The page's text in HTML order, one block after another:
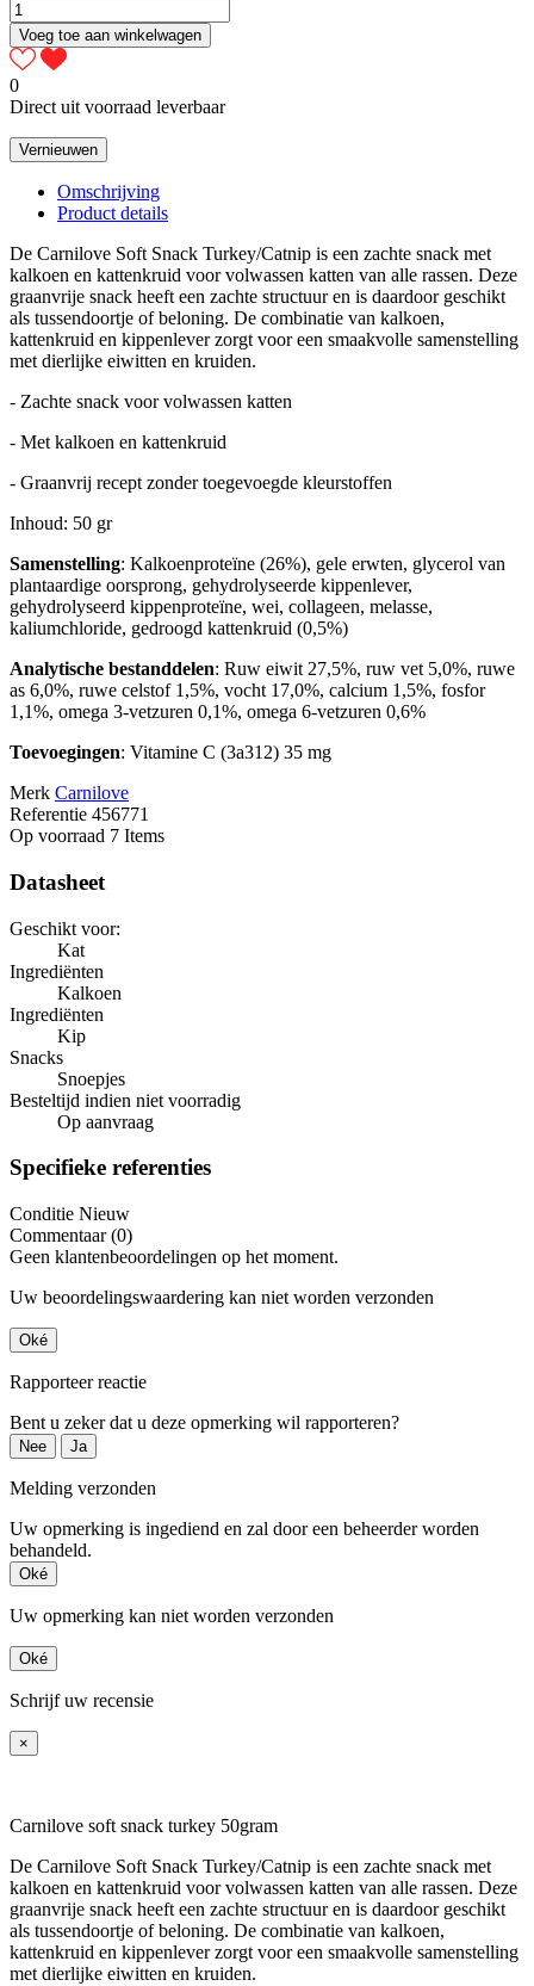
Voeg toe aan winkelwagen
0
Direct uit voorraad leverbaar
Omschrijving
Product details
De Carnilove Soft Snack Turkey/Catnip is een zachte snack met
kalkoen en kattenkruid voor volwassen katten van alle rassen. Deze
graanvrije snack heeft een zachte structuur en is daardoor geschikt
als tussendoortje of beloning. De combinatie van kalkoen,
kattenkruid en kippenlever zorgt voor een smaakvolle samenstelling
met dierlijke eiwitten en kruiden.
- Zachte snack voor volwassen katten
- Met kalkoen en kattenkruid
- Graanvrij recept zonder toegevoegde kleurstoffen
Inhoud: 50 gr
Samenstelling: Kalkoenproteïne (26%), gele erwten, glycerol van
plantaardige oorsprong, gehydrolyseerde kippenlever,
gehydrolyseerd kippenproteïne, wei, collageen, melasse,
kaliumchloride, gedroogd kattenkruid (0,5%)
Analytische bestanddelen: Ruw eiwit 27,5%, ruw vet 5,0%, ruwe
as 6,0%, ruwe celstof 1,5%, vocht 17,0%, calcium 1,5%, fosfor
1,1%, omega 3-vetzuren 0,1%, omega 6-vetzuren 0,6%
Toevoegingen: Vitamine C (3a312) 35 mg
Merk Carnilove
Referentie 456771
Op voorraad 7 Items
Datasheet
Geschikt voor:
Kat
Ingrediënten
Kalkoen
Ingrediënten
Kip
Snacks
Snoepjes
Besteltijd indien niet voorradig
Op aanvraag
Specifieke referenties
Conditie Nieuw
Commentaar (0)
Geen klantenbeoordelingen op het moment.
Uw beoordelingswaardering kan niet worden verzonden
Oké
Rapporteer reactie
Bent u zeker dat u deze opmerking wil rapporteren?
Nee Ja
Melding verzonden
Uw opmerking is ingediend en zal door een beheerder worden
behandeld.
Oké
Uw opmerking kan niet worden verzonden
Oké
Schrijf uw recensie
×
Carnilove soft snack turkey 50gram
De Carnilove Soft Snack Turkey/Catnip is een zachte snack met
kalkoen en kattenkruid voor volwassen katten van alle rassen. Deze
graanvrije snack heeft een zachte structuur en is daardoor geschikt
als tussendoortje of beloning. De combinatie van kalkoen,
kattenkruid en kippenlever zorgt voor een smaakvolle samenstelling
met dierlijke eiwitten en kruiden.